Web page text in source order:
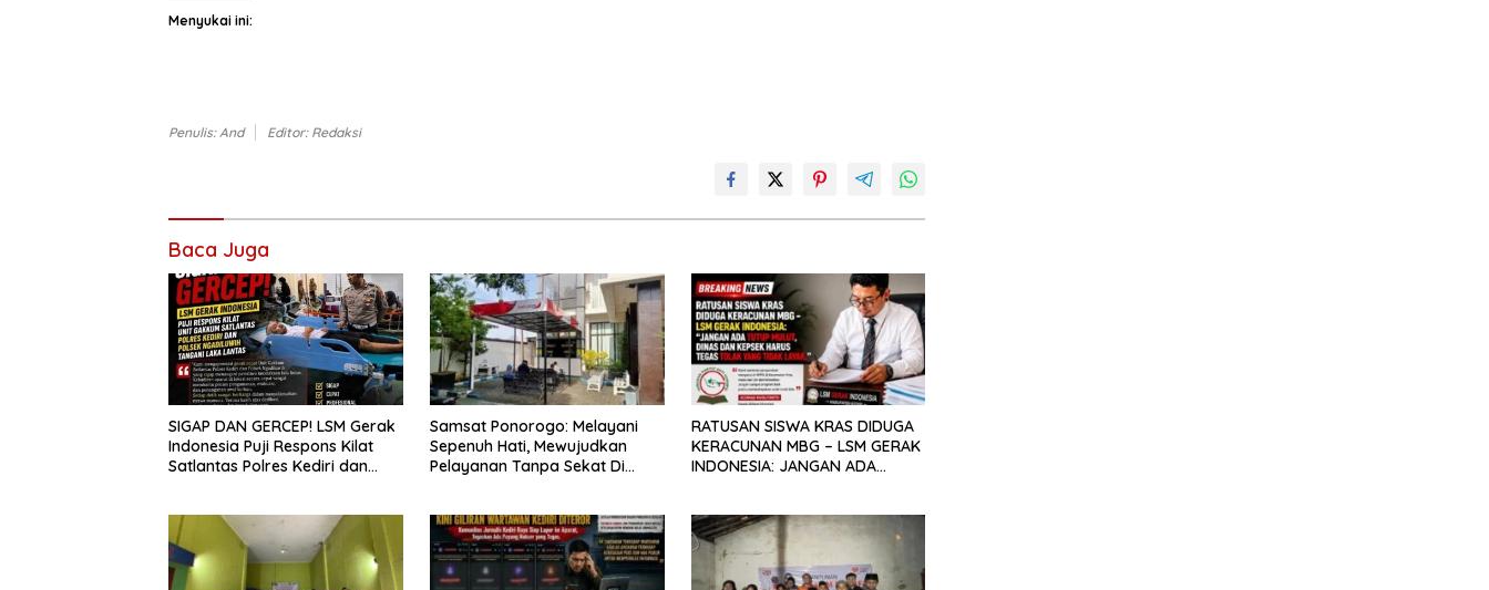
Menyukai ini:
Penulis: And Editor: Redaksi
Baca Juga
SIGAP DAN GERCEP! LSM Gerak
Indonesia Puji Respons Kilat
Satlantas Polres Kediri dan
Samsat Ponorogo: Melayani
Sepenuh Hati, Mewujudkan
Pelayanan Tanpa Sekat Di
RATUSAN SISWA KRAS DIDUGA
KERACUNAN MBG – LSM GERAK
INDONESIA: JANGAN ADA
YANG TIDAK LAYAK